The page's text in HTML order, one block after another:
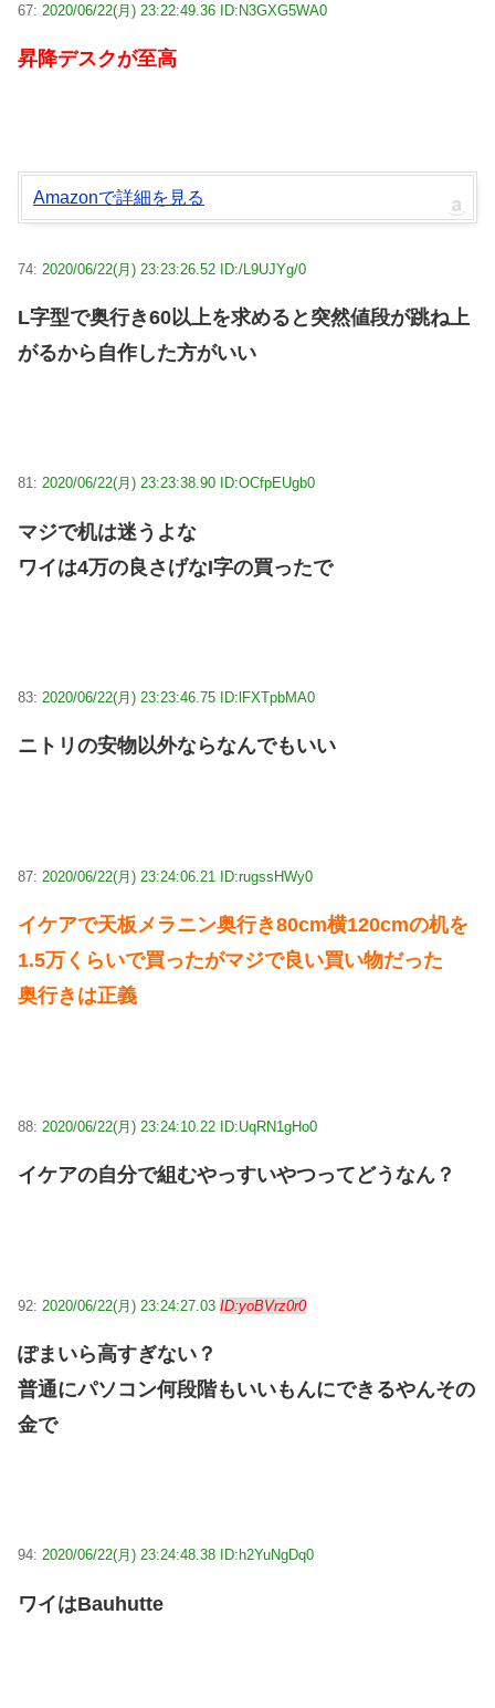
67: 2020/06/22(月) 23:22:49.36 ID:N3GXG5WA0
昇降デスクが至高
Amazonで詳細を見る
74: 2020/06/22(月) 23:23:26.52 ID:/L9UJYg/0
L字型で奥行き60以上を求めると突然値段が跳ね上
がるから自作した方がいい
81: 2020/06/22(月) 23:23:38.90 ID:OCfpEUgb0
マジで机は迷うよな
ワイは4万の良さげなI字の買ったで
83: 2020/06/22(月) 23:23:46.75 ID:lFXTpbMA0
ニトリの安物以外ならなんでもいい
87: 2020/06/22(月) 23:24:06.21 ID:rugssHWy0
イケアで天板メラニン奥行き80cm横120cmの机を
1.5万くらいで買ったがマジで良い買い物だった
奥行きは正義
88: 2020/06/22(月) 23:24:10.22 ID:UqRN1gHo0
イケアの自分で組むやっすいやつってどうなん？
92: 2020/06/22(月) 23:24:27.03 ID:yoBVrz0r0
ぽまいら高すぎない？
普通にパソコン何段階もいいもんにできるやんその
金で
94: 2020/06/22(月) 23:24:48.38 ID:h2YuNgDq0
ワイはBauhutte